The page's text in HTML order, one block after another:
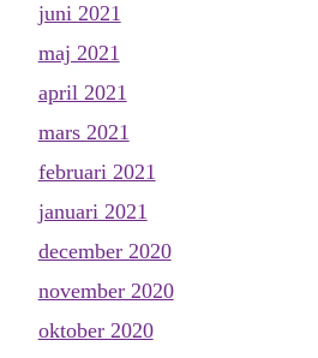
juni 2021
maj 2021
april 2021
mars 2021
februari 2021
januari 2021
december 2020
november 2020
oktober 2020